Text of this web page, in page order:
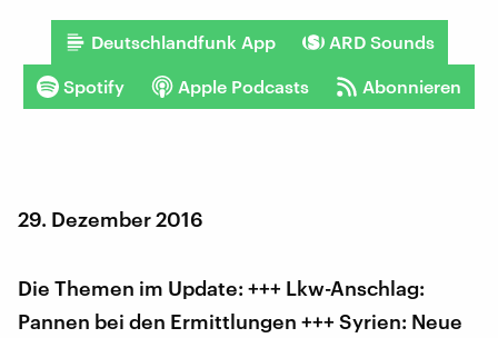
Deutschlandfunk App ARD Sounds
Spotify Apple Podcasts Abonnieren
29. Dezember 2016
Die Themen im Update: +++ Lkw-Anschlag:
Pannen bei den Ermittlungen +++ Syrien: Neue